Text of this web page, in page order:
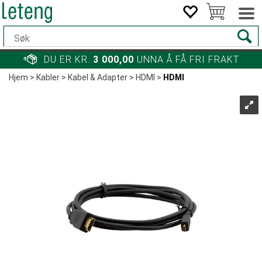
DU ER KR. 3 000,00 UNNA Å FÅ FRI FRAKT
Hjem>Kabler>Kabel & Adapter>HDMI > HDMI